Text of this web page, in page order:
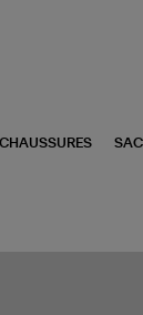
CHAUSSURES